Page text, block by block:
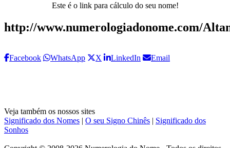
Este é o link para cálculo do seu nome!
http://www.numerologiadonome.com/
Facebook WhatsApp X LinkedIn Email
Veja também os nossos sites
Significado dos Nomes
O seu Signo Chinês
Significado dos
Sonhos